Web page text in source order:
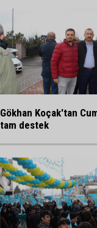
Gökhan Koçak'tan
tam destek